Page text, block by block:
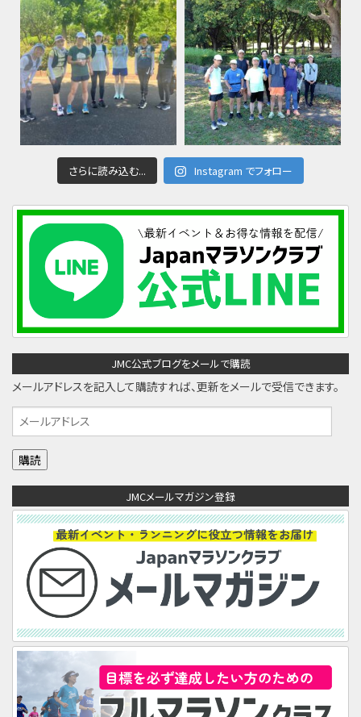
さらに読み込む... Instagram でフォロー
JMC公式ブログをメールで購読
メールアドレスを記入して購読すれば、更新をメールで受信できます。
メ
ー
ル
レ
JMCメールマガジン登録